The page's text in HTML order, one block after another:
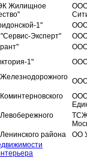
Жилищное
ООО
1"
ООО
Эксперт"
ООО
1"
района
ОО